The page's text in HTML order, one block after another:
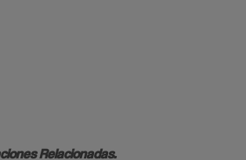
Relacionadas.